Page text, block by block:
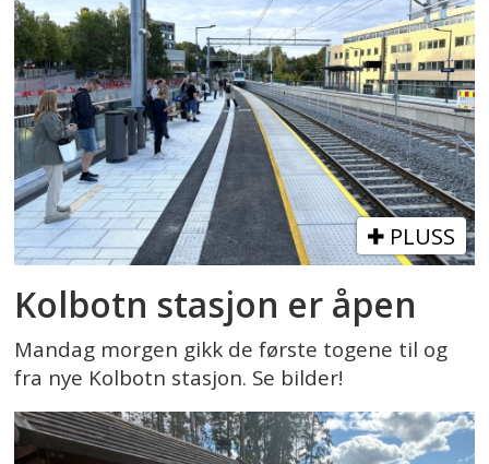
PLUSS
Kolbotn stasjon er åpen
Mandag morgen gikk de første togene til og
fra nye Kolbotn stasjon. Se bilder!